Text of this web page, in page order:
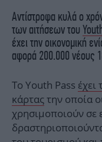
Αντίστροφα κυλά ο
των αιτήσεων του
έχει την οικονομική
αφορά 200.000 νέους
Το Youth Pass
κάρταςτην οποία
χρησιμοποιούν σε